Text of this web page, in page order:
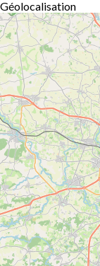
Géolocalisation